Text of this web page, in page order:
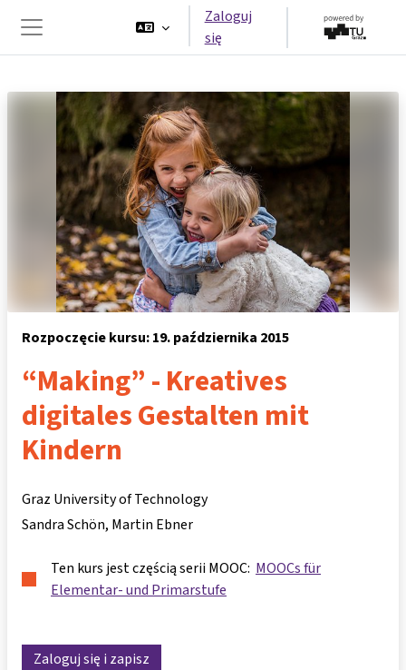
Przejdź do głównej zawartości
Panel boczny
Zaloguj
się
Rozpoczęcie kursu: 19. października 2015
“Making” - Kreatives
digitales Gestalten mit
Kindern
Graz University of Technology
Sandra Schön Martin Ebner
Ten kurs jest częścią serii MOOC: MOOCs für
Elementar- und Primarstufe
Zaloguj się i zapisz